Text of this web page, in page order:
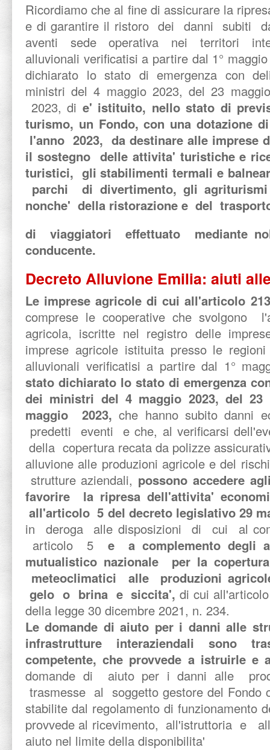
Ricordiamo che al fine di assicurare la
e di garantire il ristoro dei danni subiti
aventi sede operativa nei territori
alluvionali verificatisi a partire dal 1°
dichiarato lo stato di emergenza con
ministri del 4 maggio 2023, del 23
2023, di e' istituito, nello stato di
turismo, un Fondo, con una dotazione
l'anno 2023, da destinare alle imprese
il sostegno delle attivita' turistiche e
turistici, gli stabilimenti termali e
parchi di divertimento, gli
nonche' della ristorazione e del
di viaggiatori effettuato mediante
conducente.
Decreto Alluvione Emilia: aiuti
Le imprese agricole di cui all'articolo
comprese le cooperative che svolgono
agricola, iscritte nel registro delle
imprese agricole istituita presso le
alluvionali verificatisi a partire dal 1°
stato dichiarato lo stato di emergenza
dei ministri del 4 maggio 2023, del 23
maggio 2023, che hanno subito danni
predetti eventi e che, al verificarsi
della copertura recata da polizze
alluvione alle produzioni agricole e del
strutture aziendali, possono accedere
favorire la ripresa dell'attivita'
all'articolo 5 del decreto legislativo 29
in deroga alle disposizioni di cui al
articolo 5 e a complemento degli
mutualistico nazionale per la
meteoclimatici alle produzioni
gelo o brina e siccita', di cui
della legge 30 dicembre 2021, n. 234.
Le domande di aiuto per i danni alle
infrastrutture interaziendali sono
competente, che provvede a istruirle
domande di aiuto per i danni alle
trasmesse al soggetto gestore del
stabilite dal regolamento di
provvede al ricevimento, all'istruttoria e
aiuto nel limite della disponibilita'